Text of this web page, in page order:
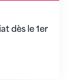
dès le 1er